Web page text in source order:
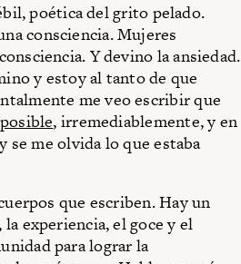
poética del grito pelado.
consciencia. Mujeres
Y devino la ansiedad.
y estoy al tanto de que
me veo escribir que
, irremediablemente, y en
se me olvida lo que estaba
que escriben. Hay un
experiencia, el goce y el
para lograr la